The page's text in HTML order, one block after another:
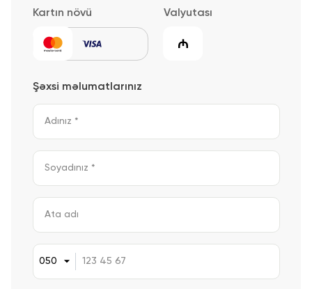
Kartın növü Valyutası
Şəxsi məlumatlarınız